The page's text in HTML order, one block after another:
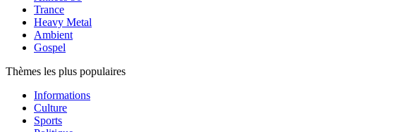
Trance
Heavy Metal
Ambient
Gospel
Thèmes les plus populaires
Informations
Culture
Sports